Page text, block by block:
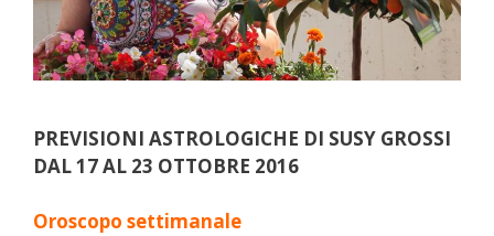
PREVISIONI ASTROLOGICHE DI SUSY GROSSI
DAL 17 AL 23 OTTOBRE 2016
Oroscopo settimanale